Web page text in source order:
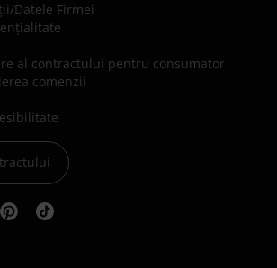
/Datele Firmei
al contractului pentru consumator
comenzii